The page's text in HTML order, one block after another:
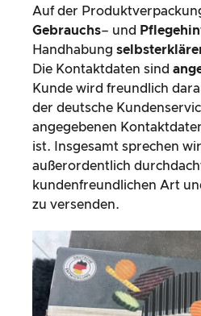
Auf der
Gebrauchs– und
Handhabung
Die Kontaktdaten sind
Kunde wird freundlich
der deutsche
angegebenen
ist. Insgesamt sprechen
außerordentlich
kundenfreundlichen Art
zu versenden.